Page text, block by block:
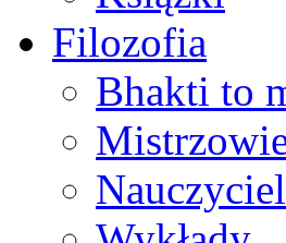
Filozofia
Bhakti to